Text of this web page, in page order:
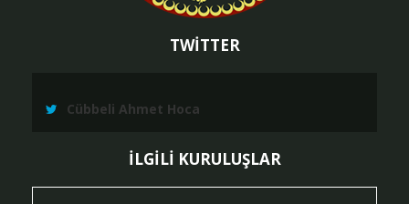
TWİTTER
Cübbeli Ahmet Hoca
İLGİLİ KURULUŞLAR